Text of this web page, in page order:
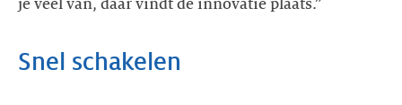
je veel van, daar vindt de innovatie plaats.”
Snel schakelen